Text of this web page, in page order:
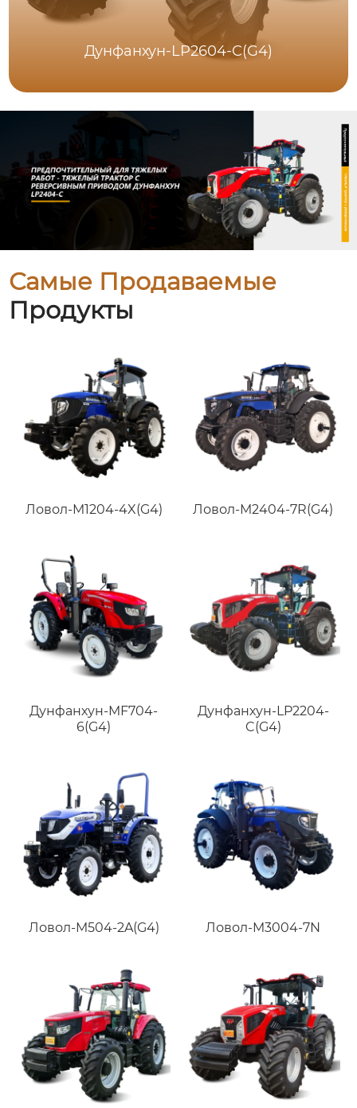
Дунфанхун-LP2604-C(G4)
Самые Продаваемые
Продукты
Ловол-M1204-4X(G4) Ловол-M2404-7R(G4)
Дунфанхун-MF704-
6(G4)
Дунфанхун-LP2204-
C(G4)
Ловол-M504-2A(G4) Ловол-M3004-7N